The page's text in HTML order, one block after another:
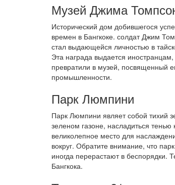
Музей Джима
Исторический дом добившегося
времен в Бангкоке. солдат Джим
стал выдающейся личностью в
Эта награда выдается
превратили в музей, посвященный
промышленности.
Парк Люмпини
Парк Люмпини являет собой тихий
зеленом газоне, насладиться
великолепное место для
вокруг. Обратите внимание, что
иногда перерастают в беспорядки.
Бангкока.